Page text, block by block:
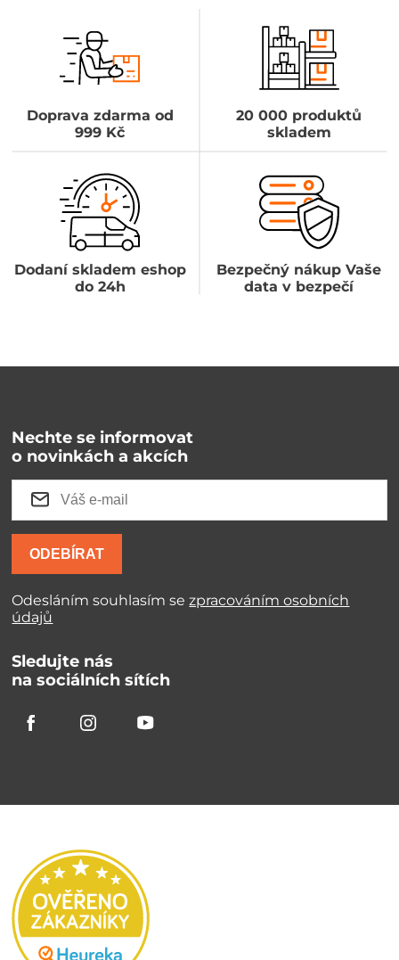
Doprava zdarma od
999 Kč
20 000 produktů
skladem
Dodaní skladem eshop
do 24h
Bezpečný nákup Vaše
data v bezpečí
Nechte se informovat
o novinkách a akcích
ODEBÍRAT
Odesláním souhlasím sezpracováním osobních
údajů
Sledujte nás
na sociálních sítích